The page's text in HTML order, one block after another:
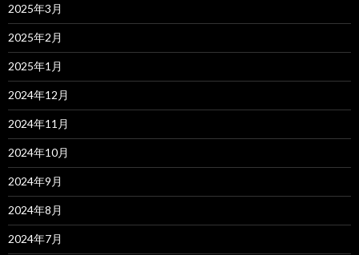
2025年3月
2025年2月
2025年1月
2024年12月
2024年11月
2024年10月
2024年9月
2024年8月
2024年7月